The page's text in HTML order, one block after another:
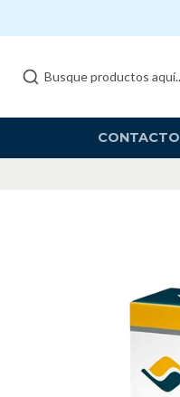
CONTACTO